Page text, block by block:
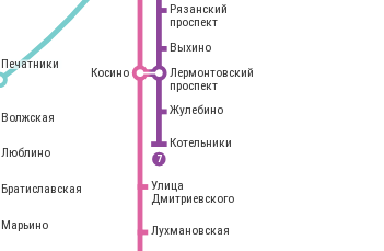
7
Рязанский
проспект
Выхино
Лермонтовский
проспект
Жулебино
Котельники
Печатники
Волжская
Люблино
Братиславская
Марьино
Улица
Дмитриевского
Лухмановская
Косино